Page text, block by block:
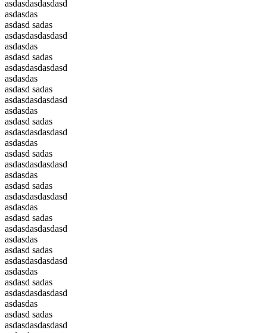
asdasdasdasdasd
asdasdas
asdasd sadas
asdasdasdasdasd
asdasdas
asdasd sadas
asdasdasdasdasd
asdasdas
asdasd sadas
asdasdasdasdasd
asdasdas
asdasd sadas
asdasdasdasdasd
asdasdas
asdasd sadas
asdasdasdasdasd
asdasdas
asdasd sadas
asdasdasdasdasd
asdasdas
asdasd sadas
asdasdasdasdasd
asdasdas
asdasd sadas
asdasdasdasdasd
asdasdas
asdasd sadas
asdasdasdasdasd
asdasdas
asdasd sadas
asdasdasdasdasd